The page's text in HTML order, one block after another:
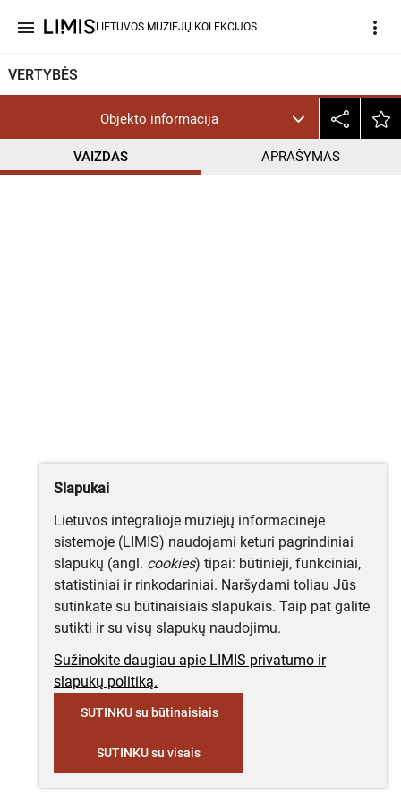
menu LIETUVOS MUZIEJŲ KOLEKCIJOS more_vert
VERTYBĖS
Objekto informacija
VAIZDAS APRAŠYMAS
Slapukai
Lietuvos integralioje muziejų informacinėje
sistemoje (LIMIS) naudojami keturi pagrindiniai
slapukų (angl. cookies) tipai: būtinieji, funkciniai,
statistiniai ir rinkodariniai. Naršydami toliau Jūs
sutinkate su būtinaisiais slapukais. Taip pat galite
sutikti ir su visų slapukų naudojimu.
Sužinokite daugiau apie LIMIS privatumo ir
slapukų politiką.
SUTINKU su būtinaisiais
SUTINKU su visais